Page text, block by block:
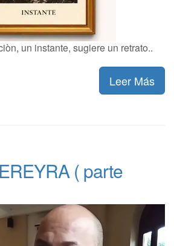
un instante, sugiere un retrato..
Leer Más
( parte